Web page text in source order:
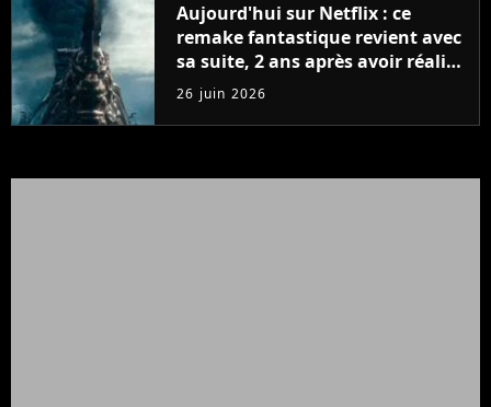
Aujourd'hui sur Netflix : ce
remake fantastique revient avec
sa suite, 2 ans après avoir réalisé
60 millions de vues et régné 6
semaines dans le Top 10
26 juin 2026